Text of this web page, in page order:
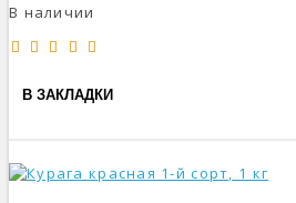
В наличии
В ЗАКЛАДКИ